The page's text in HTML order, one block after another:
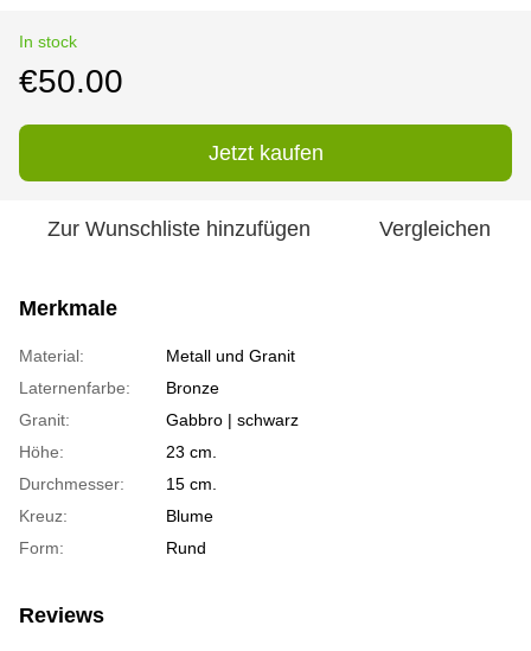
In stock
€50.00
Jetzt kaufen
Zur Wunschliste hinzufügen Vergleichen
Merkmale
Material:
Metall und Granit
Laternenfarbe:
Bronze
Granit:
Gabbro | schwarz
Höhe:
23 cm.
Durchmesser:
15 cm.
Kreuz:
Blume
Form:
Rund
Reviews